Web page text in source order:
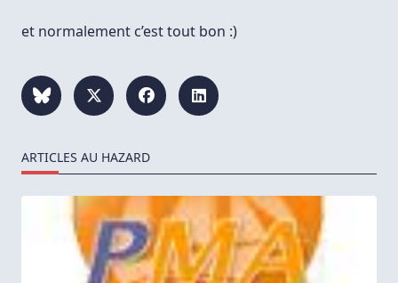
et normalement c’est tout bon :)
ARTICLES AU HAZARD